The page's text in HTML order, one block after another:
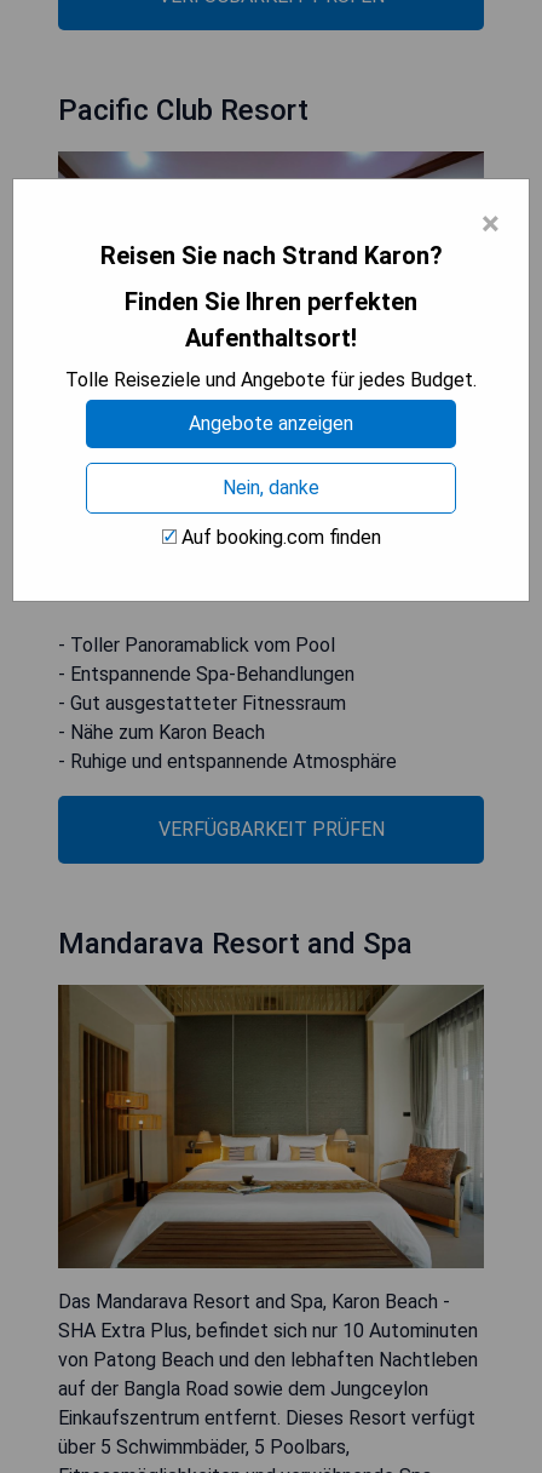
Pacific Club Resort
Das Pacific Club Resort am Karon Beach bietet
einen atemberaubenden 360-Grad-Blick auf den
Karon Strand von seinem Swimmingpool aus.
Gäste können sich im Spa-Bereich mit Massagen
- Toller Panoramablick vom Pool
- Entspannende Spa-Behandlungen
- Gut ausgestatteter Fitnessraum
- Nähe zum Karon Beach
- Ruhige und entspannende Atmosphäre
VERFÜGBARKEIT PRÜFEN
Mandarava Resort and Spa
Das Mandarava Resort and Spa, Karon Beach -
SHA Extra Plus, befindet sich nur 10 Autominuten
von Patong Beach und den lebhaften Nachtleben
auf der Bangla Road sowie dem Jungceylon
Einkaufszentrum entfernt. Dieses Resort verfügt
über 5 Schwimmbäder, 5 Poolbars,
×
Reisen Sie nach Strand Karon?
Finden Sie Ihren perfekten
Aufenthaltsort!
Tolle Reiseziele und Angebote für jedes Budget.
Angebote anzeigen
Nein, danke
Auf booking.com finden